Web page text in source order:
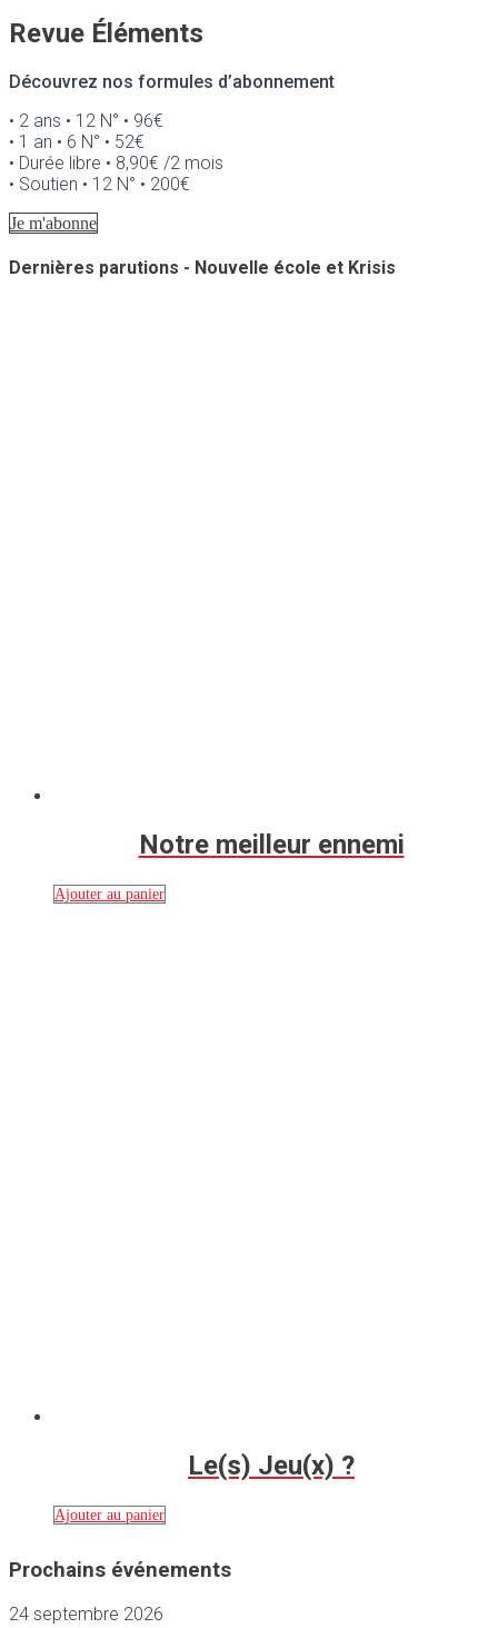
Revue Éléments
Découvrez nos formules d’abonnement
• 2 ans • 12 N° • 96€
• 1 an • 6 N° • 52€
• Durée libre • 8,90€ /2 mois
• Soutien • 12 N° • 200€
Je m'abonne
Dernières parutions - Nouvelle école et Krisis
Notre meilleur ennemi
Ajouter au panier
Le(s) Jeu(x) ?
Ajouter au panier
Prochains événements
24 septembre 2026